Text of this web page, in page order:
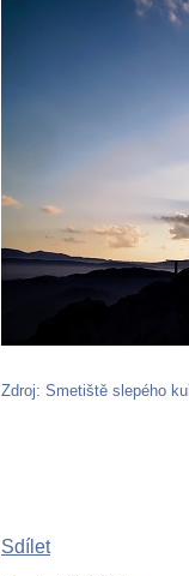
Zdroj: Smetiště slepého
Sdílet